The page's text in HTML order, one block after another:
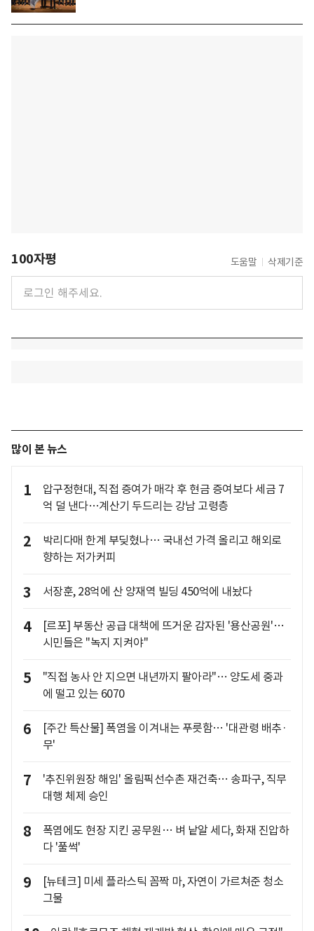
100자평 도움말 삭제기준
많이 본 뉴스
1
압구정현대, 직접 증여가 매각 후 현금 증여보다 세금 7
억 덜 낸다…계산기 두드리는 강남 고령층
2
박리다매 한계 부딪혔나… 국내선 가격 올리고 해외로
향하는 저가커피
3 서장훈, 28억에 산 양재역 빌딩 450억에 내놨다
4
[르포] 부동산 공급 대책에 뜨거운 감자된 '용산공원'…
시민들은 "녹지 지켜야"
5
"직접 농사 안 지으면 내년까지 팔아라"… 양도세 중과
에 떨고 있는 6070
6
[주간 특산물] 폭염을 이겨내는 푸릇함… '대관령 배추·
무'
7
'추진위원장 해임' 올림픽선수촌 재건축… 송파구, 직무
대행 체제 승인
8
폭염에도 현장 지킨 공무원… 벼 낱알 세다, 화재 진압하
다 '풀썩'
9
[뉴테크] 미세 플라스틱 꼼짝 마, 자연이 가르쳐준 청소
그물